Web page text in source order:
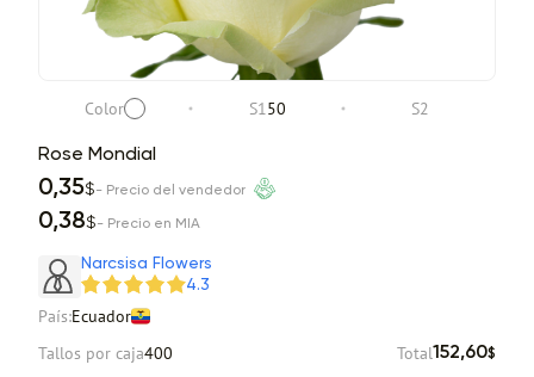
Color S150 S2
Rose Mondial
0,35$- Precio del vendedor
0,38$- Precio en MIA
Narcsisa Flowers
4.3
País:Ecuador
Tallos por caja400 Total152,60$